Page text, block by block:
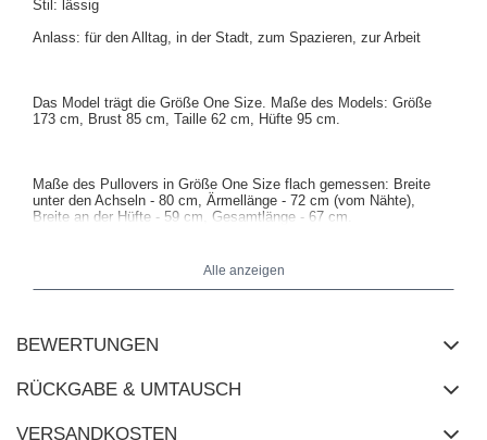
Stil: lässig
Anlass: für den Alltag, in der Stadt, zum Spazieren, zur Arbeit
Das Model trägt die Größe One Size. Maße des Models: Größe
173 cm, Brust 85 cm, Taille 62 cm, Hüfte 95 cm.
Maße des Pullovers in Größe One Size flach gemessen: Breite
unter den Achseln - 80 cm, Ärmellänge - 72 cm (vom Nähte),
Breite an der Hüfte - 59 cm, Gesamtlänge - 67 cm.
Alle anzeigen
BEWERTUNGEN
RÜCKGABE & UMTAUSCH
VERSANDKOSTEN